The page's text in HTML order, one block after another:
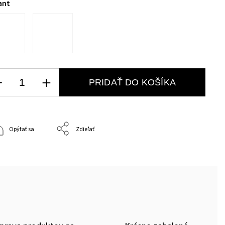
PRIDAŤ DO KOŠÍKA
Opýtať sa Zdieľať